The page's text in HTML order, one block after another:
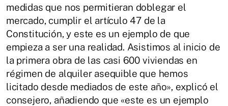
medidas que nos permitieran doblegar el
mercado, cumplir el artículo 47 de la
Constitución, y este es un ejemplo de que
empieza a ser una realidad. Asistimos al inicio de
la primera obra de las casi 600 viviendas en
régimen de alquiler asequible que hemos
licitado desde mediados de este año», explicó el
consejero, añadiendo que «este es un ejemplo